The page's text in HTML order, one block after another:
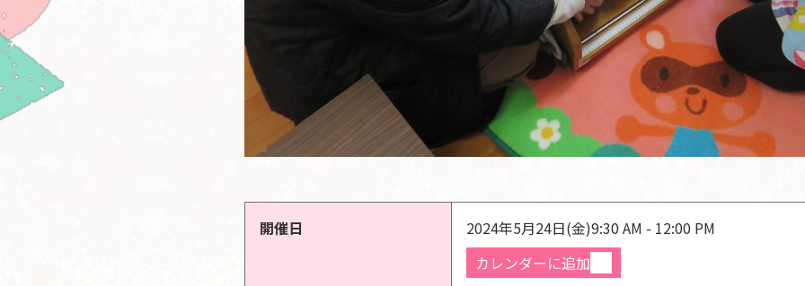
開催日 2024年5月24日(金)9:30 AM - 12:00 PM
カレンダーに追加